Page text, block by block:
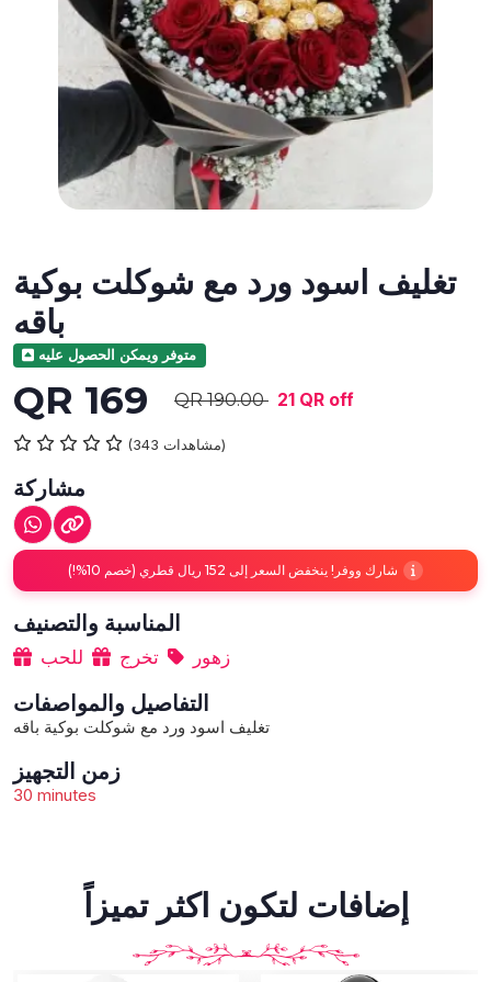
تغليف اسود ورد مع شوكلت بوكية
باقه
متوفر ويمكن الحصول عليه
QR 169 QR 190.00 21 QR off
(343 مشاهدات)
مشاركة
شارك ووفر! ينخفض السعر إلى 152 ريال قطري (خصم 10%!)
المناسبة والتصنيف
للحب تخرج زهور
التفاصيل والمواصفات
تغليف اسود ورد مع شوكلت بوكية باقه
زمن التجهيز
30 minutes
إضافات لتكون اكثر تميزاً